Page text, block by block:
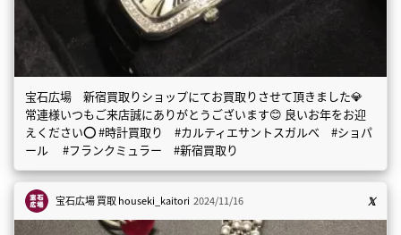
宝石広場 新宿買取りショップにてお買取りさせて頂きました💎
常連様いつもご来店誠にありがとうございます😊 良いお年をお迎
えください⭕️ #時計買取り #カルティエサントスガルべ #ショパ
ール #フランクミュラー #新宿買取り
宝石広場 買取houseki_kaitori 2024/11/16